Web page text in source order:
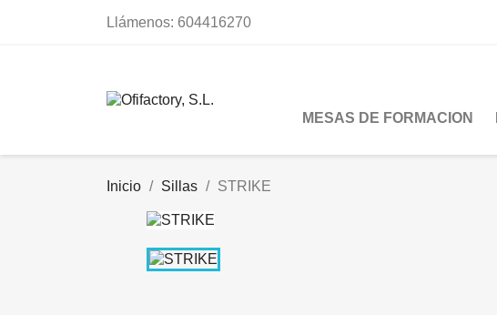
Llámenos: 604416270
MESAS DE FORMACION
Inicio Sillas STRIKE